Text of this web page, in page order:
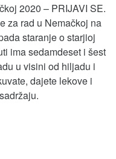
2020 – PRIJAVI SE.
za rad u Nemačkoj na
staranje o starjioj
ima sedamdeset i šest
u visini od hiljadu i
dajete lekove i